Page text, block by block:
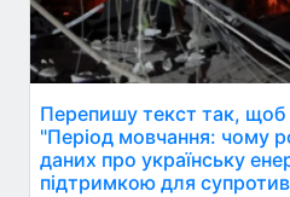
Перепишу текст так, щоб
"Період мовчання: чому
даних про українську
підтримкою для